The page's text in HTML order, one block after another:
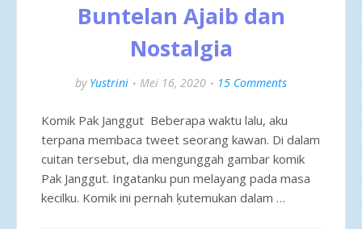
Buntelan Ajaib dan
Nostalgia
by Yustrini Mei 16, 2020 15 Comments
Komik Pak Janggut Beberapa waktu lalu, aku
terpana membaca tweet seorang kawan. Di dalam
cuitan tersebut, dia mengunggah gambar komik
Pak Janggut. Ingatanku pun melayang pada masa
kecilku. Komik ini pernah ķutemukan dalam …